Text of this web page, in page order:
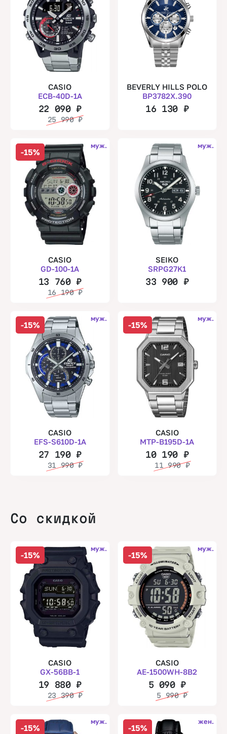
CASIO
ECB-40D-1A
22 090₽
25 990₽
BEVERLY HILLS POLO
BP3782X.390
16 130 ₽
-15%
муж.
CASIO
GD-100-1A
13 760₽
16 190₽
муж.
SEIKO
SRPG27K1
33 900 ₽
-15%
муж.
CASIO
EFS-S610D-1A
27 190₽
31 990₽
-15%
муж.
CASIO
MTP-B195D-1A
10 190 ₽
11 990₽
Со скидкой
-15%
муж.
CASIO
GX-56BB-1
19 880₽
23 390₽
-15%
муж.
CASIO
AE-1500WH-8B2
5 090₽
5 990₽
-15%
муж.
-15%
жен.